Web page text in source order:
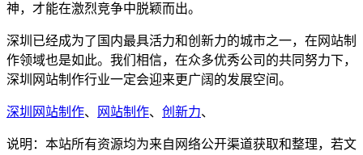
神，才能在激烈竞争中脱颖而出。
深圳已经成为了国内最具活力和创新力的城市之一，在网站制
作领域也是如此。我们相信，在众多优秀公司的共同努力下，
深圳网站制作行业一定会迎来更广阔的发展空间。
深圳网站制作、 网站制作、 创新力、
说明：本站所有资源均为来自网络公开渠道获取和整理，若文